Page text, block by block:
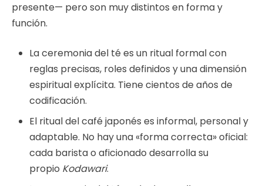
presente— pero son muy distintos en forma y
función.
La ceremonia del té es un ritual formal con
reglas precisas, roles definidos y una dimensión
espiritual explícita. Tiene cientos de años de
codificación.
El ritual del café japonés es informal, personal y
adaptable. No hay una «forma correcta» oficial:
cada barista o aficionado desarrolla su
propio Kodawari.